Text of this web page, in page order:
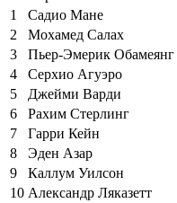
1
Садио Мане
2
Мохамед Салах
3
Пьер-Эмерик Обамеянг
4
Серхио Агуэро
5
Джейми Варди
6
Рахим Стерлинг
7
Гарри Кейн
8
Эден Азар
9
Каллум Уилсон
10 Александр Ляказетт